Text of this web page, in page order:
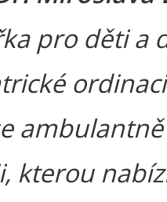
pro děti a
kterou